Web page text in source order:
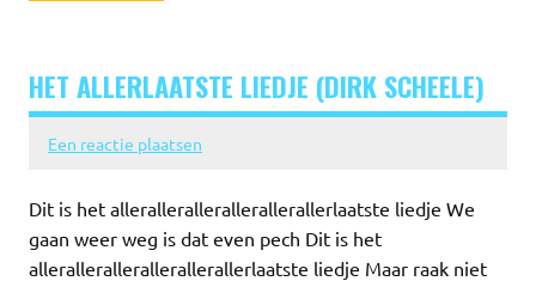
HET ALLERLAATSTE LIEDJE (DIRK SCHEELE)
Een reactie plaatsen
Dit is het allerallerallerallerallerallerlaatste liedje We
gaan weer weg is dat even pech Dit is het
allerallerallerallerallerallerlaatste liedje Maar raak niet